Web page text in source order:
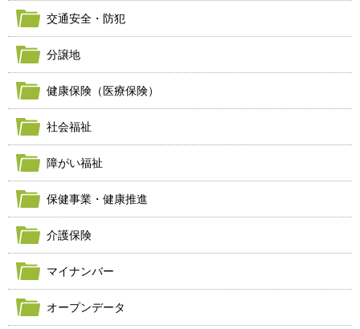
交通安全・防犯
分譲地
健康保険（医療保険）
社会福祉
障がい福祉
保健事業・健康推進
介護保険
マイナンバー
オープンデータ